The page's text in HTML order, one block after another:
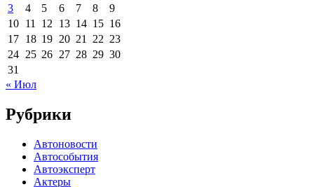
3
4 5 6 7 8
9
10 11 12 13 14 15 16
17 18 19 20 21 22 23
24 25 26 27 28 29 30
31
« Июл
Рубрики
Автоновости
Автособытия
Автоэксперт
Актеры